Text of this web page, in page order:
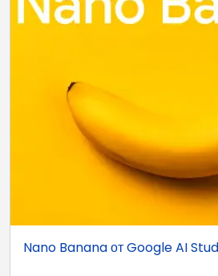
Nano Banana от Google AI